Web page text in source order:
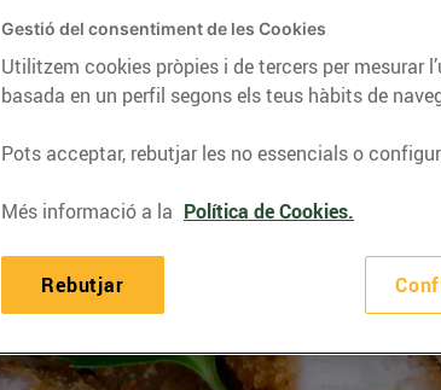
del nostre territori i molts
Gestió del consentiment de les Cookies
Utilitzem cookies pròpies i de tercers per mesurar
basada en un perfil segons els teus hàbits de
Pots acceptar, rebutjar les no essencials o
Més informació a la Política de Cookies.
Rebutjar